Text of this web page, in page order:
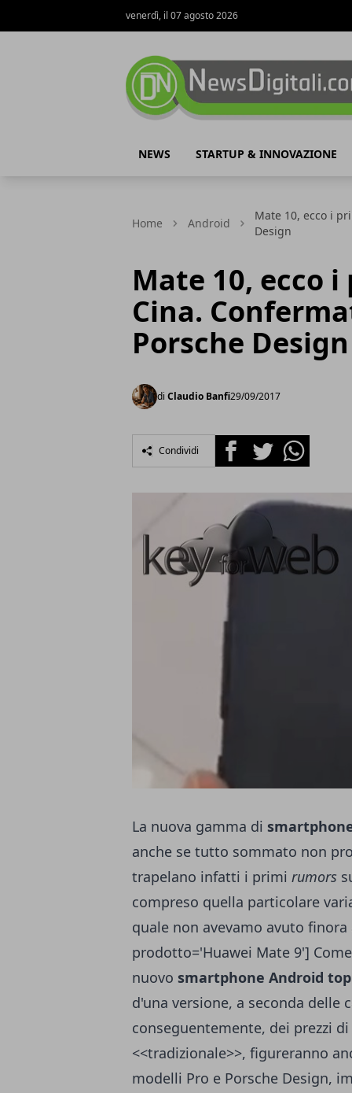
venerdì, il 07 agosto 2026
NEWS STARTUP & INNOVAZIONE
Home Android
Mate 10, ecco i
Design
Mate 10, ecco
Cina.
Porsche Design
di Claudio Banfi29/09/2017
Condividi FacebookTwitterWhatsapp
La nuova gamma di
anche se tutto sommato non
trapelano infatti i primi rumors
compreso quella particolare
quale non avevamo avuto
prodotto='Huawei Mate 9']
nuovo smartphone Android
d'una versione, a seconda delle
conseguentemente, dei prezzi
<<tradizionale>>, figureranno
modelli Pro e Porsche Design,